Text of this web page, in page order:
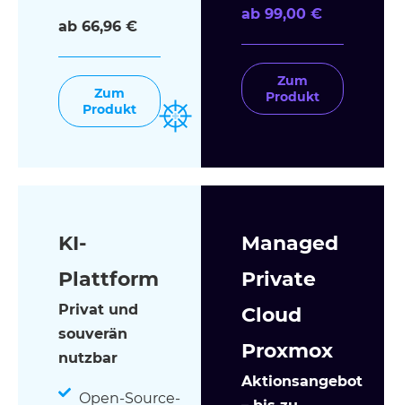
ab 66,96 €
Zum
Produkt
ab 99,00 €
Zum
Produkt
KI-
Plattform
Privat und
souverän
nutzbar
Open-Source-
Managed
Private
Cloud
Proxmox
Aktionsangebot